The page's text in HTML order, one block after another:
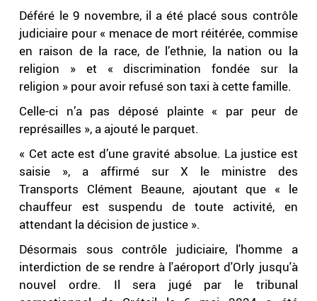
Déféré le 9 novembre, il a été placé sous contrôle
judiciaire pour « menace de mort réitérée, commise
en raison de la race, de l’ethnie, la nation ou la
religion » et « discrimination fondée sur la
religion » pour avoir refusé son taxi à cette famille.
Celle-ci n’a pas déposé plainte « par peur de
représailles », a ajouté le parquet.
« Cet acte est d’une gravité absolue. La justice est
saisie », a affirmé sur X le ministre des
Transports Clément Beaune, ajoutant que « le
chauffeur est suspendu de toute activité, en
attendant la décision de justice ».
Désormais sous contrôle judiciaire, l'homme a
interdiction de se rendre à l'aéroport d'Orly jusqu'à
nouvel ordre. Il sera jugé par le tribunal